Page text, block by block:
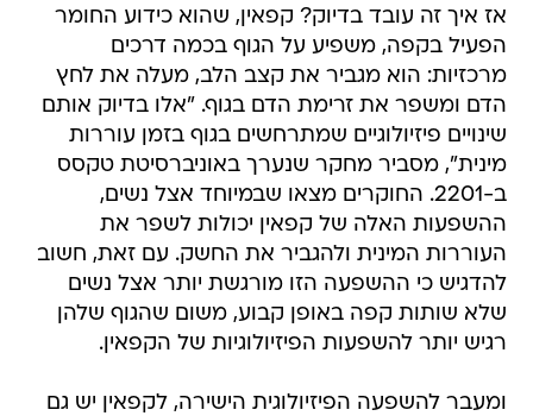
אז איך זה עובד בדיוק? קפאין, שהוא כידוע החומר
הפעיל בקפה, משפיע על הגוף בכמה דרכים
מרכזיות: הוא מגביר את קצב הלב, מעלה את לחץ
הדם ומשפר את זרימת הדם בגוף. "אלו בדיוק אותם
שינויים פיזיולוגיים שמתרחשים בגוף בזמן עוררות
מינית", מסביר מחקר שנערך באוניברסיטת טקסס
ב-2201. החוקרים מצאו שבמיוחד אצל נשים,
ההשפעות האלה של קפאין יכולות לשפר את
העוררות המינית ולהגביר את החשק. עם זאת, חשוב
להדגיש כי ההשפעה הזו מורגשת יותר אצל נשים
שלא שותות קפה באופן קבוע, משום שהגוף שלהן
רגיש יותר להשפעות הפיזיולוגיות של הקפאין.
ומעבר להשפעה הפיזיולוגית הישירה, לקפאין יש גם